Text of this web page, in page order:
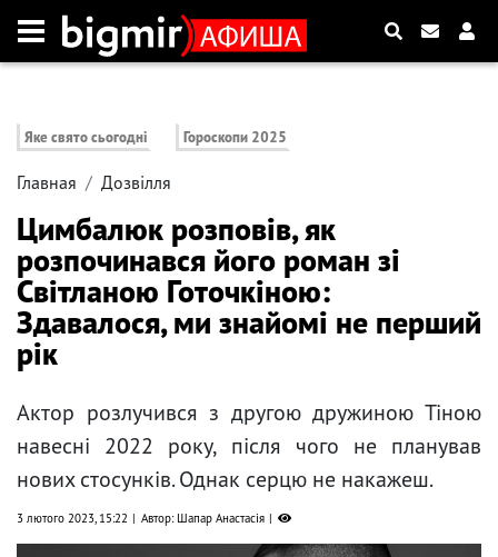
Яке свято сьогодні Гороскопи 2025
Главная Дозвілля
Цимбалюк розповів, як
розпочинався його роман зі
Світланою Готочкіною:
Здавалося, ми знайомі не перший
рік
Актор розлучився з другою дружиною Тіною
навесні 2022 року, після чого не планував
нових стосунків. Однак серцю не накажеш.
3 лютого 2023, 15:22 Автор: Шапар Анастасія